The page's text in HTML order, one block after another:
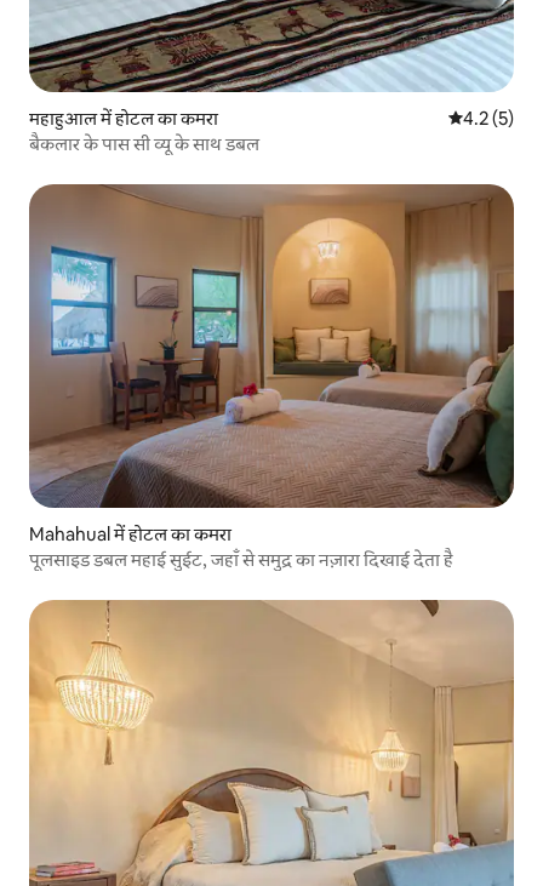
महाहुआल में होटल का कमरा औसत रेटिंग 5
4.2 (5)
बैकलार के पास सी व्यू के साथ डबल
Mahahual में होटल का कमरा
पूलसाइड डबल महाई सुईट, जहाँ से समुद्र का नज़ारा दिखाई देता है